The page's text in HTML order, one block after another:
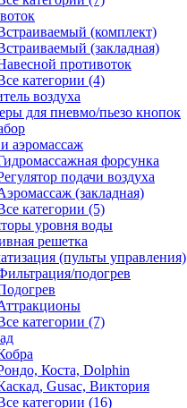
(комплект)
(закладная)
противоток
категории (4)
воздуха
для пневмо/пьезо кнопок
аэромассаж
форсунка
подачи воздуха
(закладная)
категории (5)
уровня воды
решетка
(пульты управления)
подогрев
категории (7)
Коста, Dolphin
Gusac, Виктория
категории (16)